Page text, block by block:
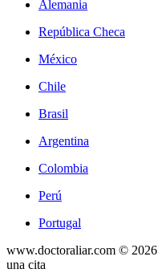
Alemania
República Checa
México
Chile
Brasil
Argentina
Colombia
Perú
Portugal
www.doctoraliar.com © 2026
una cita